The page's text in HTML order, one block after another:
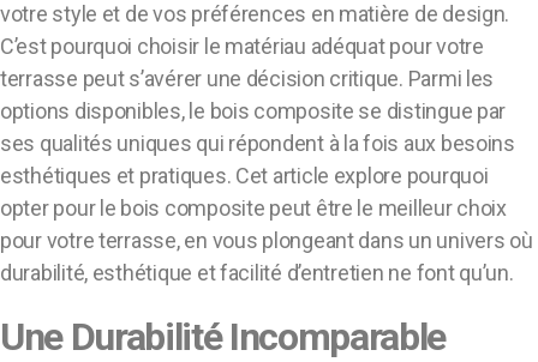
votre style et de vos préférences en matière de design.
C’est pourquoi choisir le matériau adéquat pour votre
terrasse peut s’avérer une décision critique. Parmi les
options disponibles, le bois composite se distingue par
ses qualités uniques qui répondent à la fois aux besoins
esthétiques et pratiques. Cet article explore pourquoi
opter pour le bois composite peut être le meilleur choix
pour votre terrasse, en vous plongeant dans un univers où
durabilité, esthétique et facilité d’entretien ne font qu’un.
Une Durabilité Incomparable